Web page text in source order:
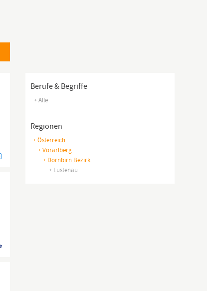
Berufe & Begriffe
+ Alle
Regionen
+ Österreich
+ Vorarlberg
+ Dornbirn Bezirk
+ Lustenau